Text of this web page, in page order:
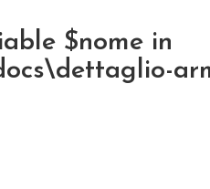
$nome in